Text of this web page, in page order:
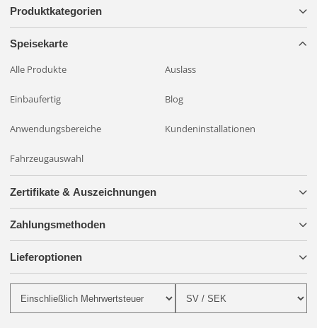
Produktkategorien
Speisekarte
Alle Produkte Auslass
Einbaufertig Blog
Anwendungsbereiche Kundeninstallationen
Fahrzeugauswahl
Zertifikate & Auszeichnungen
Zahlungsmethoden
Lieferoptionen